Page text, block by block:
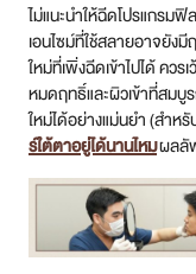
ไม่แนะนำให้ฉีดโปรแกรมฟิ
เอนไซม์ที่ใช้สลายอาจยัง
ใหม่ที่เพิ่งฉีดเข้าไปได้ คว
หมดฤทธิ์และผิวเข้าที่สมบู
ใหม่ได้อย่างแม่นยำ (สำห
ร์ใต้ตาอยู่ได้นานไหมผลลั